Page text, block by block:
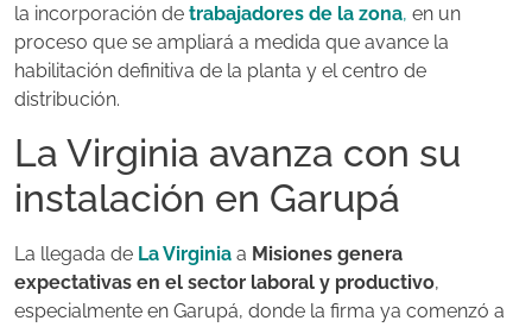
la incorporación de trabajadores de la zona, en un
proceso que se ampliará a medida que avance la
habilitación definitiva de la planta y el centro de
distribución.
La Virginia avanza con su
instalación en Garupá
La llegada de La Virginia a Misiones genera
expectativas en el sector laboral y productivo,
especialmente en Garupá, donde la firma ya comenzó a